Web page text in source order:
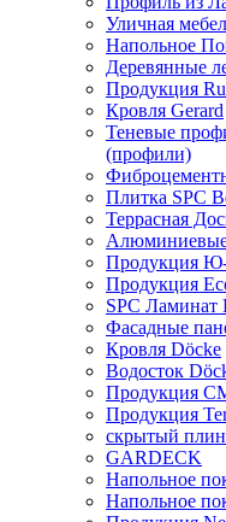
Уличная
Напольное
Деревянные
Продукция
Кровля Gerard
Теневые
(профили)
Плитка SPC
Террасная
Продукция
Продукция
SPC Ламинат
Фасадные
Кровля Döcke
Водосток
Продукция
Продукция
скрытый
GARDECK
Напольное
Напольное